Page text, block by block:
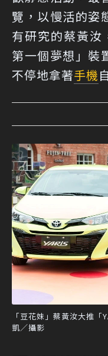
覽，以慢活的姿
有研究的蔡黃汝
第一個夢想」裝
不停地拿著手機
「豆花妹」蔡黃汝大推
凱／攝影